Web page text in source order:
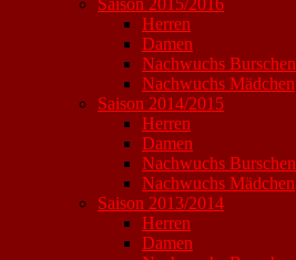
Saison 2015/2016
Herren
Damen
Nachwuchs Burschen
Nachwuchs Mädchen
Saison 2014/2015
Herren
Damen
Nachwuchs Burschen
Nachwuchs Mädchen
Saison 2013/2014
Herren
Damen